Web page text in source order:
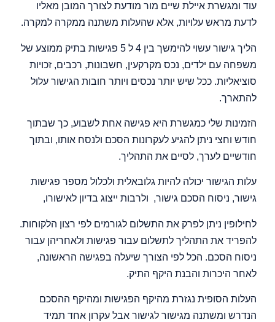
עוד ומגשרת איילת שיים מור מודעת לצורך המובן מאליו
לדעת מראש עלויות, אלא שהעלות משתנה ממקרה למקרה.
הליך גישור עשוי להימשך בין 4 ל 5 פגישות בתיק ממוצע של
משפחה עם ילדים, נכס מקרקעין, חשבונות, רכבים, זכויות
סוציאליות. ככל שיש יותר נכסים ויותר חובות הגישור עלול
להתארך.
הזמינות שלי כמגשרת היא פגישה אחת לשבוע, כך שבתוך
חודש וחצי ניתן להגיע לעקרונות הסכם ולנסח אותו, ובתוך
חודשיים לערך, לסיים את התהליך.
עלות הגישור יכולה להיות גלובאלית ולכלול מספר פגישות
גישור, ניסוח הסכם גישור, ולרבות ייצוג בדיון לאישורו,
לחילופין ניתן לפרק את התשלום לגורמים לפי רצון הלקוחות.
להפריד את התהליך לתשלום עבור פגישות ולאחריהן עבור
ניסוח הסכם. הכל לפי הצורך שיעלה בפגישה הראשונה,
לאחר היכרות והבנת היקף התיק.
העלות הסופית נגזרת מהיקף הפגישות ומהיקף ההסכם
הנדרש ומשתנה מגישור לגישור אבל עקרון אחד תמיד